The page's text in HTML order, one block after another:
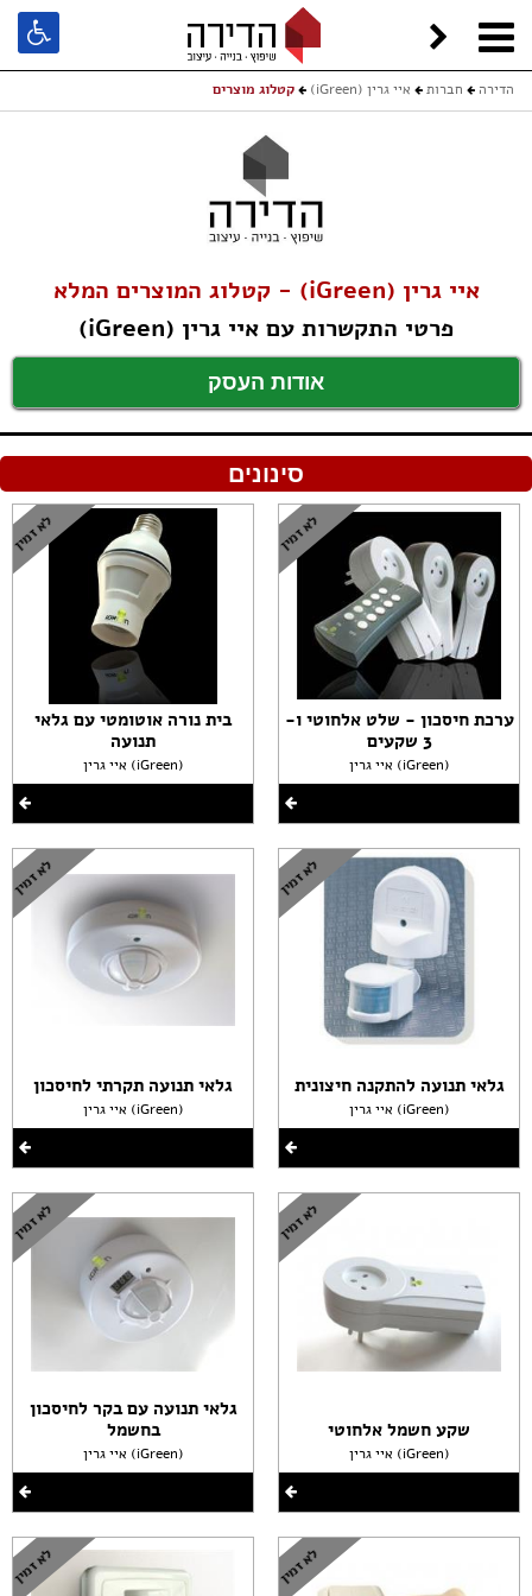
הדירה חברות איי גרין (iGreen) קטלוג מוצרים
איי גרין (iGreen) - קטלוג המוצרים המלא
פרטי התקשרות עם איי גרין (iGreen)
אודות העסק
סינונים
ערכת חיסכון - שלט אלחוטי ו-
3 שקעים
איי גרין (iGreen)
גלאי תנועה להתקנה חיצונית
איי גרין (iGreen)
שקע חשמל אלחוטי
איי גרין (iGreen)
בית נורה אוטומטי עם גלאי
תנועה
איי גרין (iGreen)
גלאי תנועה תקרתי לחיסכון
איי גרין (iGreen)
גלאי תנועה עם בקר לחיסכון
בחשמל
איי גרין (iGreen)